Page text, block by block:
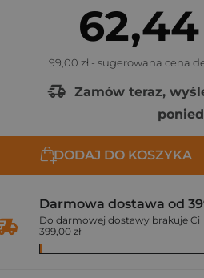
62,44
99,00 zł - sugerowana cena
Zamów teraz,
DODAJ DO KOSZYKA
Darmowa dostawa od
Do darmowej dostawy brakuje Ci
399,00 zł